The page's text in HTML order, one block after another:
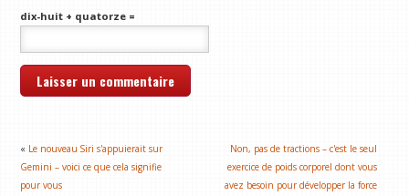
dix-huit + quatorze =
« Le nouveau Siri s'appuierait sur
Gemini – voici ce que cela signifie
pour vous
Non, pas de tractions – c'est le seul
exercice de poids corporel dont vous
avez besoin pour développer la force